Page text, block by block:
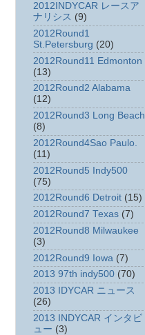
2012INDYCAR レースア
ナリシス (9)
2012Round1
St.Petersburg (20)
2012Round11 Edmonton
(13)
2012Round2 Alabama
(12)
2012Round3 Long Beach
(8)
2012Round4Sao Paulo.
(11)
2012Round5 Indy500
(75)
2012Round6 Detroit (15)
2012Round7 Texas (7)
2012Round8 Milwaukee
(3)
2012Round9 Iowa (7)
2013 97th indy500 (70)
2013 IDYCAR ニュース
(26)
2013 INDYCAR インタビ
ュー (3)